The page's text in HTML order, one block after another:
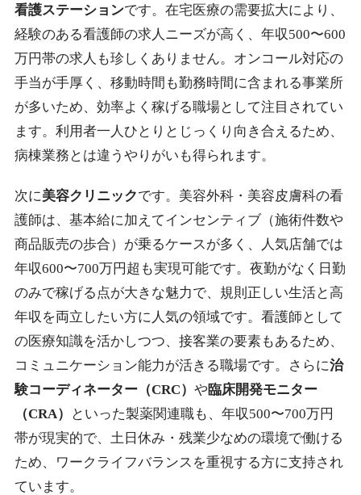
看護ステーションです。在宅医療の需要拡大により、
経験のある看護師の求人ニーズが高く、年収500〜600
万円帯の求人も珍しくありません。オンコール対応の
手当が手厚く、移動時間も勤務時間に含まれる事業所
が多いため、効率よく稼げる職場として注目されてい
ます。利用者一人ひとりとじっくり向き合えるため、
病棟業務とは違うやりがいも得られます。
次に美容クリニックです。美容外科・美容皮膚科の看
護師は、基本給に加えてインセンティブ（施術件数や
商品販売の歩合）が乗るケースが多く、人気店舗では
年収600〜700万円超も実現可能です。夜勤がなく日勤
のみで稼げる点が大きな魅力で、規則正しい生活と高
年収を両立したい方に人気の領域です。看護師として
の医療知識を活かしつつ、接客業の要素もあるため、
コミュニケーション能力が活きる職場です。さらに治
験コーディネーター（CRC） や臨床開発モニター
（CRA）
といった製薬関連職も、年収500〜700万円
帯が現実的で、土日休み・残業少なめの環境で働ける
ため、ワークライフバランスを重視する方に支持され
ています。